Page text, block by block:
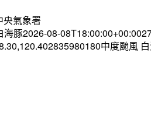
央氣象署
豚2026-08-
中度颱風